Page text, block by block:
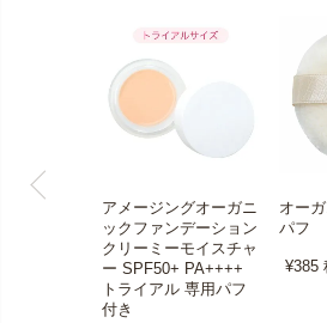
アメージングオーガニ
ックファンデーション
クリーミーモイスチャ
ー SPF50+ PA++++
トライアル 専用パフ
付き
オー
パフ
¥385